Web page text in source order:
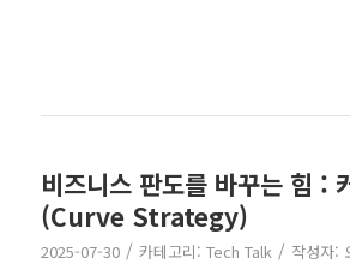
비즈니스 판도를 바꾸는 힘 :
(Curve Strategy)
2025-07-30 / 카테고리: Tech Talk / 작성자: